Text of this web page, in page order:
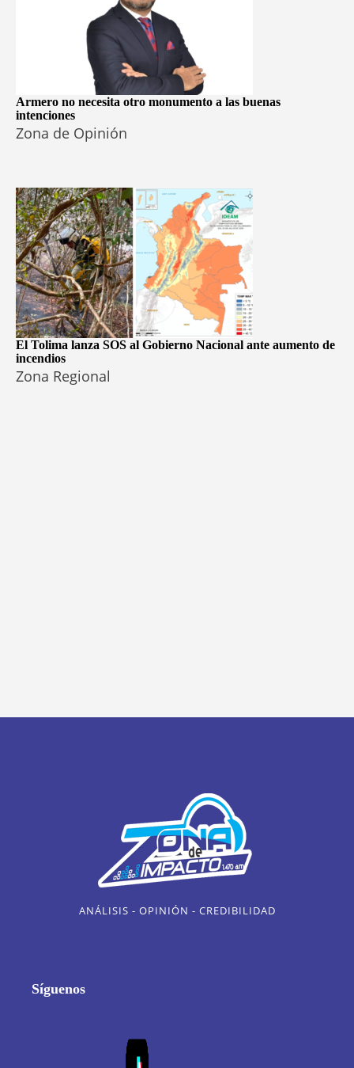
Armero no necesita otro monumento a las buenas
intenciones
Zona de Opinión
El Tolima lanza SOS al Gobierno Nacional ante aumento de
incendios
Zona Regional
ANÁLISIS - OPINIÓN - CREDIBILIDAD
Síguenos